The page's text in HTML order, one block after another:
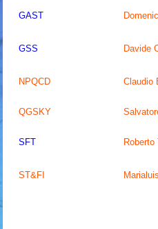
GAST
GSS
Davide
NPQCD
Claudio
QGSKY
SFT Roberto
ST&FI